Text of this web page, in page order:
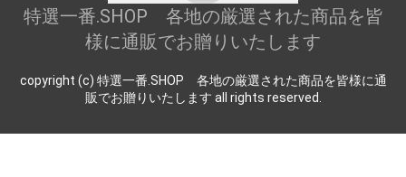
特選一番.SHOP 各地の厳選された商品を皆
様に通販でお贈りいたします
copyright (c) 特選一番.SHOP 各地の厳選された商品を皆様に通
販でお贈りいたします all rights reserved.